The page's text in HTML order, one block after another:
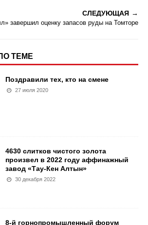
СЛЕДУЮЩАЯ
завершил оценку запасов руды на Томторе
ТЕМЕ
Поздравили тех, кто на смене
27 июля 2020
4630 слитков чистого золота
произвел в 2022 году аффинажный
завод «Тау-Кен Алтын»
30 декабря 2022
8-й горнопромышленный форум